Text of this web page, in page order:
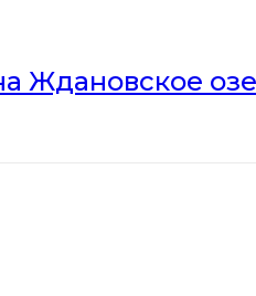
Ждановское